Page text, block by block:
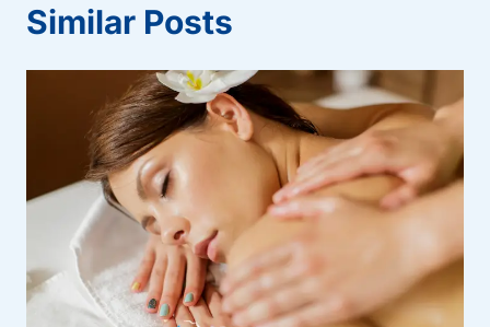
Similar Posts